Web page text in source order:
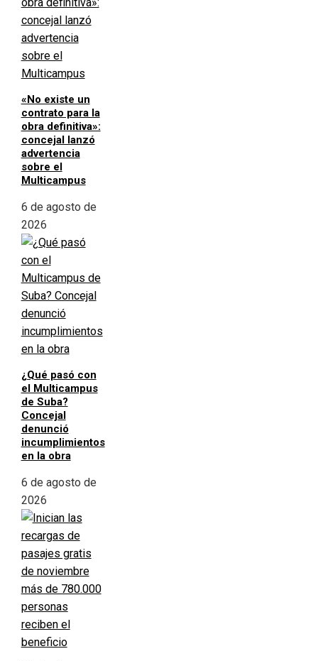
«No existe un
contrato para la
obra definitiva»:
concejal lanzó
advertencia
sobre el
Multicampus
6 de agosto de
2026
¿Qué pasó con
el Multicampus
de Suba?
Concejal
denunció
incumplimientos
en la obra
6 de agosto de
2026